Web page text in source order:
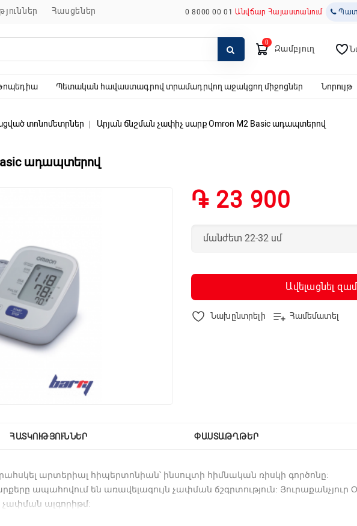
հասցեներ 0 8000 00 01Անվճար Հայաստանում
Զամբյուղ
Պետական հավաստագրով տրամադրվող աջակցող միջոցներ Նորույթ
տոնոմետրներ Արյան ճնշման չափիչ սարք Omron M2 Basic ադապտերով
ադապտերով
֏ 23 900
Ավելացնել
Նախընտրելի Համեմատել
ՀԱՏԿՈՒԹՅՈՒՆՆԵՐ ՓԱՍՏԱԹՂԹԵՐ
արտերիալ հիպերտոնիան՝ ինսուլտի հիմնական ռիսկի գործոնը:
ապահովում են առավելագույն չափման ճշգրտություն: Յուրաքանչյուր
ալգորիթմ: